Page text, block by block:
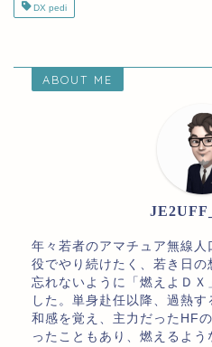
DX pedi
ABOUT ME
年々若者のアマチュア無線
役でやり続けたく、若き日
忘れないように「燃えよＤＸ
した。単身赴任以降、過熱
和感を覚え、主力だったHF
ったこともあり、燃えるよ